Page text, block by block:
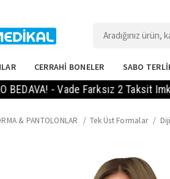
CERRAHİ BONELER SABO
- Vade Farksız 2 Taksit Imkanı!
& PANTOLONLAR Tek Üst Formalar